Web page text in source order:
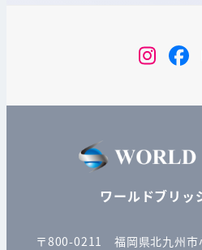
ワールドブリッ
〒800-0211 福岡県北九州